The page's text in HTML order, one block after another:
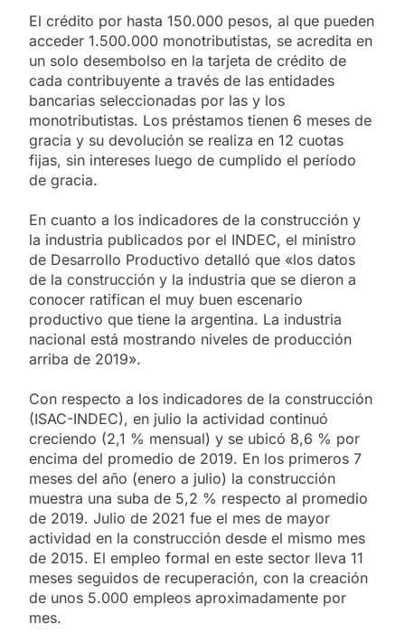
El crédito por hasta 150.000 pesos, al que pueden
acceder 1.500.000 monotributistas, se acredita en
un solo desembolso en la tarjeta de crédito de
cada contribuyente a través de las entidades
bancarias seleccionadas por las y los
monotributistas. Los préstamos tienen 6 meses de
gracia y su devolución se realiza en 12 cuotas
fijas, sin intereses luego de cumplido el período
de gracia.
En cuanto a los indicadores de la construcción y
la industria publicados por el INDEC, el ministro
de Desarrollo Productivo detalló que «los datos
de la construcción y la industria que se dieron a
conocer ratifican el muy buen escenario
productivo que tiene la argentina. La industria
nacional está mostrando niveles de producción
arriba de 2019».
Con respecto a los indicadores de la construcción
(ISAC-INDEC), en julio la actividad continuó
creciendo (2,1 % mensual) y se ubicó 8,6 % por
encima del promedio de 2019. En los primeros 7
meses del año (enero a julio) la construcción
muestra una suba de 5,2 % respecto al promedio
de 2019. Julio de 2021 fue el mes de mayor
actividad en la construcción desde el mismo mes
de 2015. El empleo formal en este sector lleva 11
meses seguidos de recuperación, con la creación
de unos 5.000 empleos aproximadamente por
mes.